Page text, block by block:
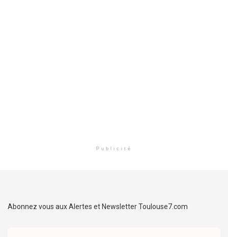
Publicité
Abonnez vous aux Alertes et Newsletter Toulouse7.com